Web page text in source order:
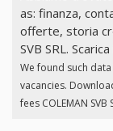
as: finanza,
offerte, storia
SVB SRL.
We found such
vacancies.
fees COLEMAN